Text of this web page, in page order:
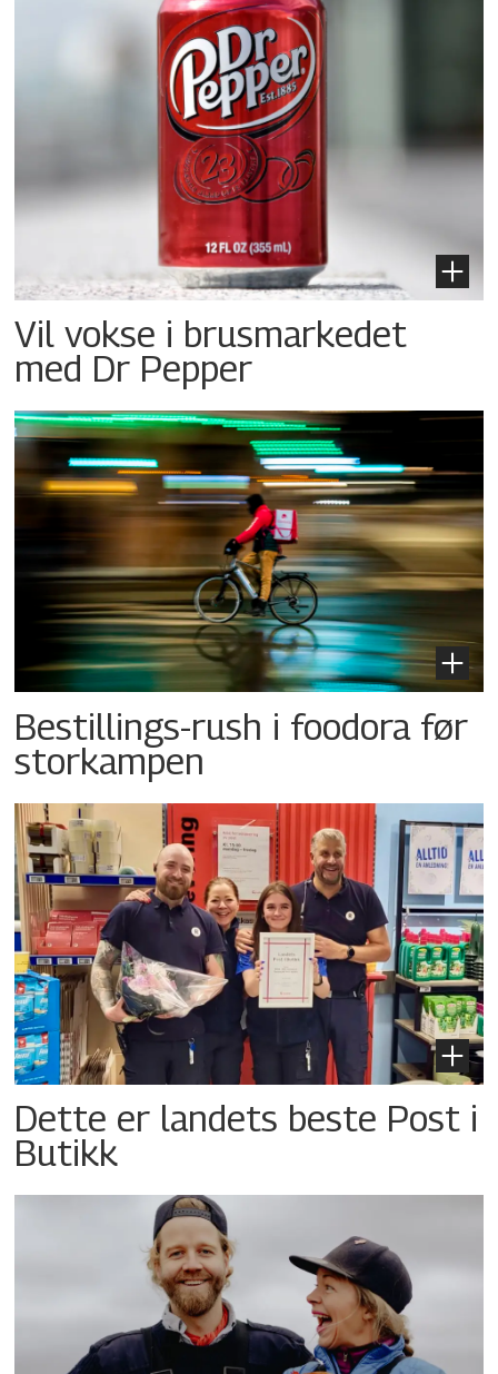
Vil vokse i brusmarkedet
med Dr Pepper
Bestillings-rush i foodora før
storkampen
Dette er landets beste Post i
Butikk